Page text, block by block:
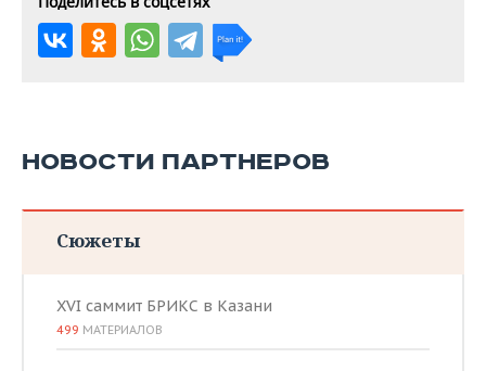
НОВОСТИ ПАРТНЕРОВ
Сюжеты
XVI саммит БРИКС в Казани
499 МАТЕРИАЛОВ